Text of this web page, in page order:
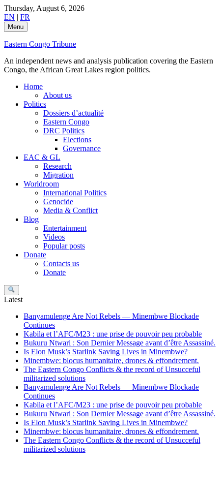
Skip
to
content
Thursday, August 6, 2026
EN | FR
Menu
Eastern Congo Tribune
An independent news and analysis publication covering the Eastern
Congo, the African Great Lakes region politics.
Home
About us
Politics
Dossiers d’actualité
Eastern Congo
DRC Politics
Elections
Governance
EAC & GL
Research
Migration
Worldroom
International Politics
Genocide
Media & Conflict
Blog
Entertainment
Videos
Popular posts
Donate
Contacts us
Donate
Search
Latest
Banyamulenge Are Not Rebels — Minembwe Blockade
Continues
Kabila et l’AFC/M23 : une prise de pouvoir peu probable
Bukuru Ntwari : Son Dernier Message avant d’être Assassiné.
Is Elon Musk’s Starlink Saving Lives in Minembwe?
Minembwe: blocus humanitaire, drones & effondrement.
The Eastern Congo Conflicts & the record of Unsucceful
militarized solutions
Banyamulenge Are Not Rebels — Minembwe Blockade
Continues
Kabila et l’AFC/M23 : une prise de pouvoir peu probable
Bukuru Ntwari : Son Dernier Message avant d’être Assassiné.
Is Elon Musk’s Starlink Saving Lives in Minembwe?
Minembwe: blocus humanitaire, drones & effondrement.
The Eastern Congo Conflicts & the record of Unsucceful
militarized solutions